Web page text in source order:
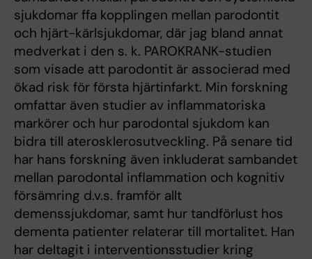
sjukdomar ffa kopplingen mellan parodontit
och hjärt-kärlsjukdomar, där jag bland annat
medverkat i den s. k. PAROKRANK-studien
som visade att parodontit är associerad med
ökad risk för första hjärtinfarkt. Min forskning
omfattar även studier av inflammatoriska
markörer och hur parodontal sjukdom kan
bidra till aterosklerosutveckling. På senare tid
har hans forskning även inkluderat sambandet
mellan parodontal inflammation och kognitiv
försämring d.v.s. framför allt
demenssjukdomar, samt hur tandförlust hos
dementa patienter relaterar till mortalitet. Han
har deltagit i interventionsstudier kring